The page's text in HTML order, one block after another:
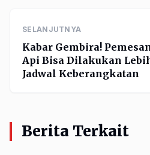
SELANJUTNYA
Kabar Gembira!
Api Bisa Dilakukan
Jadwal Keberangkatan
Berita Terkait